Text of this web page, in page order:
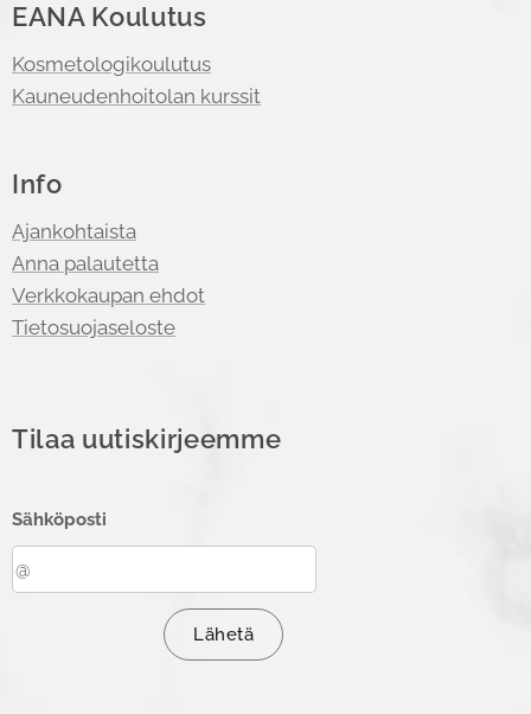
EANA Koulutus
Kosmetologikoulutus
Kauneudenhoitolan kurssit
Info
Ajankohtaista
Anna palautetta
Verkkokaupan ehdot
Tietosuojaseloste
Tilaa uutiskirjeemme
Sähköposti
Lähetä